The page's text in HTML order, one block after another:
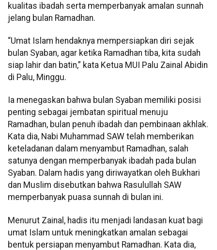
kualitas ibadah serta memperbanyak amalan sunnah
jelang bulan Ramadhan.
“Umat Islam hendaknya mempersiapkan diri sejak
bulan Syaban, agar ketika Ramadhan tiba, kita sudah
siap lahir dan batin,” kata Ketua MUI Palu Zainal Abidin
di Palu, Minggu.
Ia menegaskan bahwa bulan Syaban memiliki posisi
penting sebagai jembatan spiritual menuju
Ramadhan, bulan penuh ibadah dan pembinaan akhlak.
Kata dia, Nabi Muhammad SAW telah memberikan
keteladanan dalam menyambut Ramadhan, salah
satunya dengan memperbanyak ibadah pada bulan
Syaban. Dalam hadis yang diriwayatkan oleh Bukhari
dan Muslim disebutkan bahwa Rasulullah SAW
memperbanyak puasa sunnah di bulan ini.
Menurut Zainal, hadis itu menjadi landasan kuat bagi
umat Islam untuk meningkatkan amalan sebagai
bentuk persiapan menyambut Ramadhan. Kata dia,